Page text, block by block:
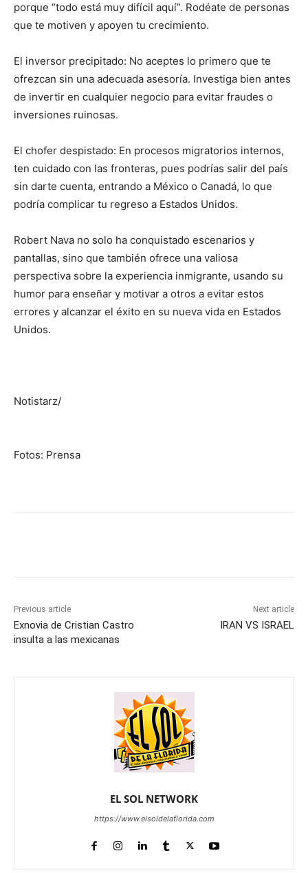
porque “todo está muy difícil aquí”. Rodéate de personas
que te motiven y apoyen tu crecimiento.
El inversor precipitado: No aceptes lo primero que te
ofrezcan sin una adecuada asesoría. Investiga bien antes
de invertir en cualquier negocio para evitar fraudes o
inversiones ruinosas.
El chofer despistado: En procesos migratorios internos,
ten cuidado con las fronteras, pues podrías salir del país
sin darte cuenta, entrando a México o Canadá, lo que
podría complicar tu regreso a Estados Unidos.
Robert Nava no solo ha conquistado escenarios y
pantallas, sino que también ofrece una valiosa
perspectiva sobre la experiencia inmigrante, usando su
humor para enseñar y motivar a otros a evitar estos
errores y alcanzar el éxito en su nueva vida en Estados
Unidos.
Notistarz/
Fotos: Prensa
Previous article
Exnovia de Cristian Castro
insulta a las mexicanas
Next article
IRAN VS ISRAEL
EL SOL NETWORK
https://www.elsoldelaflorida.com